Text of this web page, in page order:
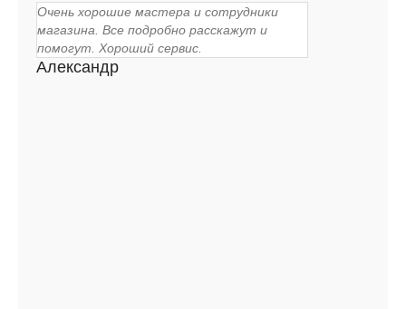
Очень хорошие мастера и сотрудники
магазина. Все подробно расскажут и
помогут. Хороший сервис.
Александр